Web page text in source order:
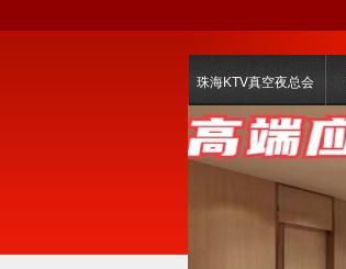
珠海KTV真空夜总会